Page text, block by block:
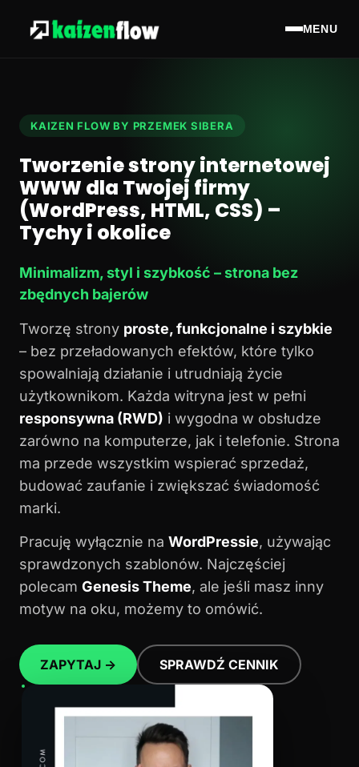
MENU
KAIZEN FLOW BY PRZEMEK SIBERA
Tworzenie strony internetowej
WWW dla Twojej firmy
(WordPress, HTML, CSS) –
Tychy i okolice
Minimalizm, styl i szybkość – strona bez
zbędnych bajerów
Tworzę strony proste, funkcjonalne i szybkie
– bez przeładowanych efektów, które tylko
spowalniają działanie i utrudniają życie
użytkownikom. Każda witryna jest w pełni
responsywna (RWD) i wygodna w obsłudze
zarówno na komputerze, jak i telefonie. Strona
ma przede wszystkim wspierać sprzedaż,
budować zaufanie i zwiększać świadomość
marki.
Pracuję wyłącznie na WordPressie, używając
sprawdzonych szablonów. Najczęściej
polecam Genesis Theme, ale jeśli masz inny
motyw na oku, możemy to omówić.
ZAPYTAJ → SPRAWDŹ CENNIK